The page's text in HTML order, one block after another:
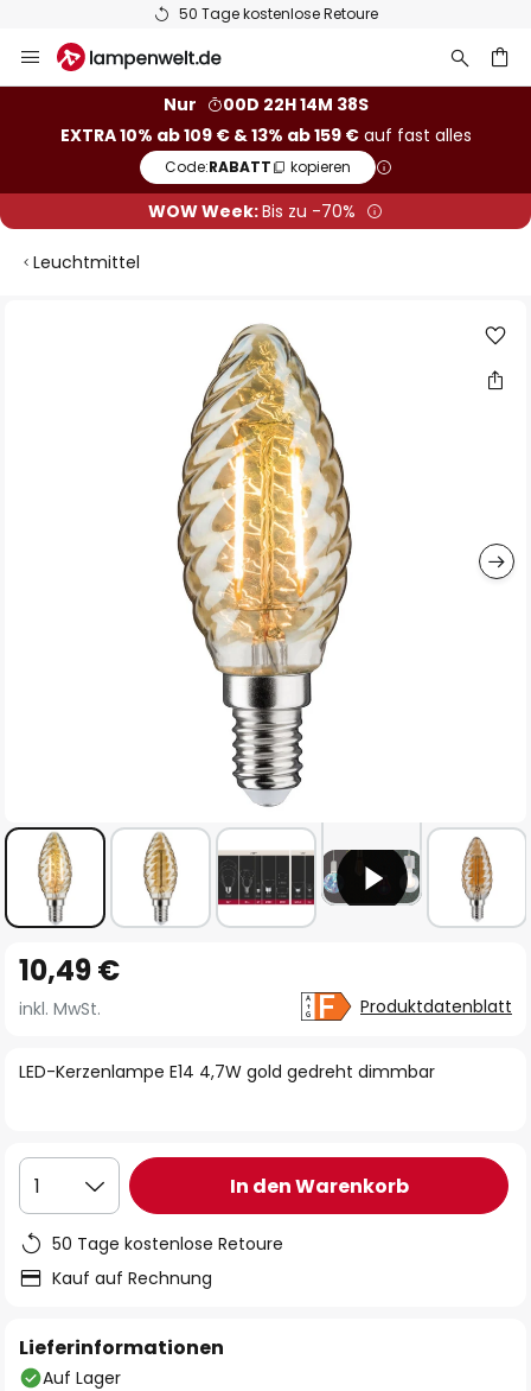
50 Tage kostenlose Retoure
Inhalt
Nur
00D 22H 14M 38S
EXTRA 10% ab 109 € & 13% ab 159 €auf fast alles
Code:RABATT kopieren
WOW Week:Bis zu -70%
Leuchtmittel
Anfang
der
springen
LED-Kerzenlampe E14 4,7W gold gedreht dimmbar
10,49 €
inkl. MwSt. Produktdatenblatt
1 In den Warenkorb
50 Tage kostenlose Retoure
Kauf auf Rechnung
Lieferinformationen
Auf Lager